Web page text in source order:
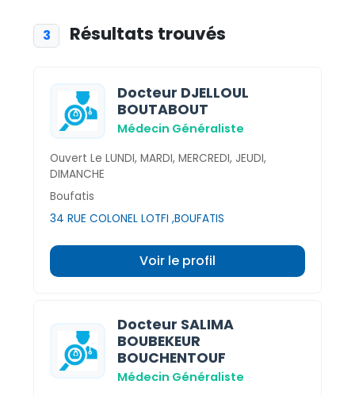
3 Résultats trouvés
Docteur DJELLOUL
BOUTABOUT
Médecin Généraliste
Ouvert Le LUNDI, MARDI, MERCREDI, JEUDI,
DIMANCHE
Boufatis
34 RUE COLONEL LOTFI ,BOUFATIS
Voir le profil
Docteur SALIMA
BOUBEKEUR
BOUCHENTOUF
Médecin Généraliste